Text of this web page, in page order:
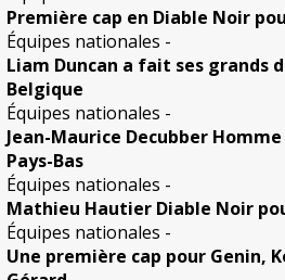
Première cap en Diable Noir
Équipes nationales -
Liam Duncan a fait ses grands
Belgique
Équipes nationales -
Jean-Maurice Decubber
Pays-Bas
Équipes nationales -
Mathieu Hautier Diable Noir
Équipes nationales -
Une première cap pour Genin,